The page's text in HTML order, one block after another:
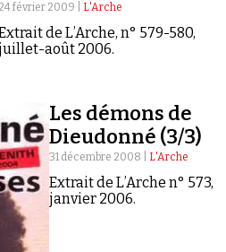
don
à Vera
24 février 2009 | L'Arche
de L’Arche, n° 579-580,
août 2006.
Les démons de
Dieudonné (3/3)
31 décembre 2008 | L'Arche
Extrait de L’Arche n° 573,
janvier 2006.